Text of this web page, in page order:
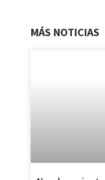
MÁS NOTICIAS